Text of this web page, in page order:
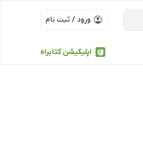
ورود / ثبت نام
اپلیکیشن کتابراه